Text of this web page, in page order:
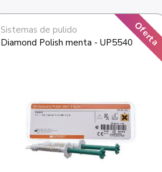
Oferta
Sistemas de pulido
Diamond Polish menta - UP5540